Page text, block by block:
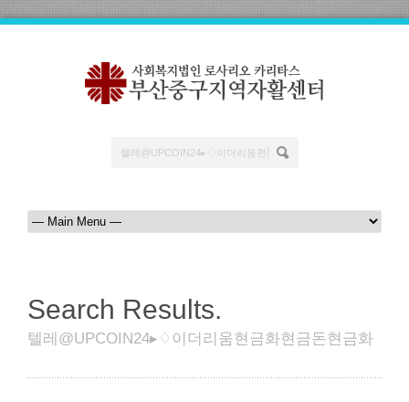
Search Results.
텔레@UPCOIN24▸♢이더리움현금화현금돈현금화